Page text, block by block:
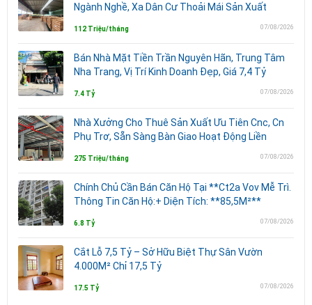
Ngành Nghề, Xa Dân Cư Thoải Mái Sản Xuất
112 Triệu/tháng 07/08/2026
Bán Nhà Mặt Tiền Trần Nguyên Hãn, Trung Tâm
Nha Trang, Vị Trí Kinh Doanh Đẹp, Giá 7,4 Tỷ
7.4 Tỷ 07/08/2026
Nhà Xưởng Cho Thuê Sản Xuất Ưu Tiên Cnc, Cn
Phụ Trơ, Sẵn Sàng Bàn Giao Hoạt Động Liền
275 Triệu/tháng 07/08/2026
Chính Chủ Cần Bán Căn Hộ Tại **Ct2a Vov Mễ Trì.
Thông Tin Căn Hộ:+ Diện Tích: **85,5M²**
6.8 Tỷ 07/08/2026
Cắt Lỗ 7,5 Tỷ – Sở Hữu Biệt Thự Sân Vườn
4.000M² Chỉ 17,5 Tỷ
17.5 Tỷ 07/08/2026